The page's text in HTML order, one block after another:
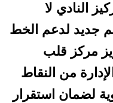
النادي لا
جديد لدعم الخط
مركز قلب
من النقاط
لضمان استقرار